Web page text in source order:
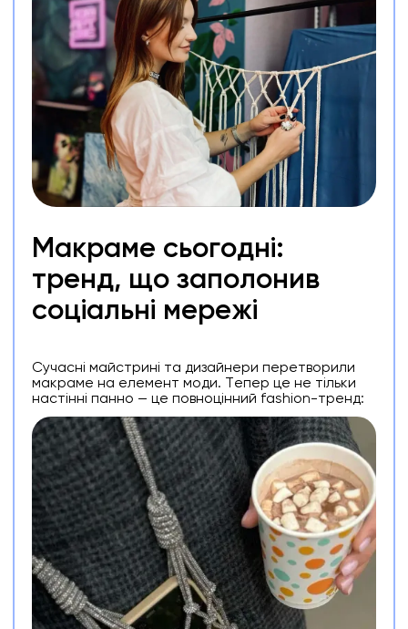
Макраме сьогодні:
тренд, що заполонив
соціальні мережі
Сучасні майстрині та дизайнери перетворили
макраме на елемент моди. Тепер це не тільки
настінні панно — це повноцінний fashion-тренд: